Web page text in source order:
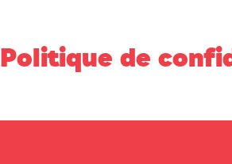
Politique de